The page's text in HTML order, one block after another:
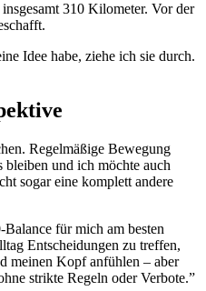
310 Kilometer. Vor der
Idee habe, ziehe ich sie durch.
Regelmäßige Bewegung
und ich möchte auch
sogar eine komplett andere
für mich am besten
Entscheidungen zu treffen,
meinen Kopf anfühlen – aber
strikte Regeln oder Verbote.”